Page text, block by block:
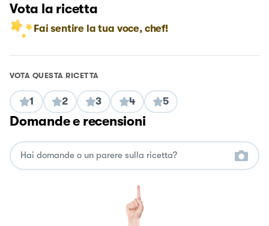
Vota la ricetta
Fai sentire la tua voce, chef!
VOTA QUESTA RICETTA
1 2 3 4 5
Domande e recensioni